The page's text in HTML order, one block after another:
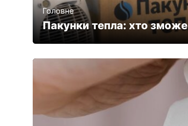
Головне
Пакунки тепла: хто